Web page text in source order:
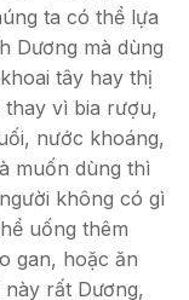
ta có thể lựa
Dương mà dùng
tây hay thị
vì bia rượu,
nước khoáng,
muốn dùng thì
không có gì
uống thêm
gan, hoặc ăn
này rất Dương,